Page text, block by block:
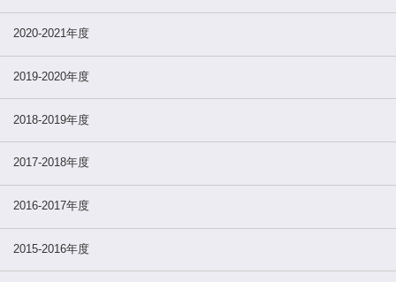
2020-2021年度
2019-2020年度
2018-2019年度
2017-2018年度
2016-2017年度
2015-2016年度